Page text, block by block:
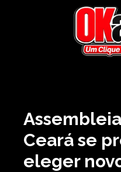
Ceará se
eleger